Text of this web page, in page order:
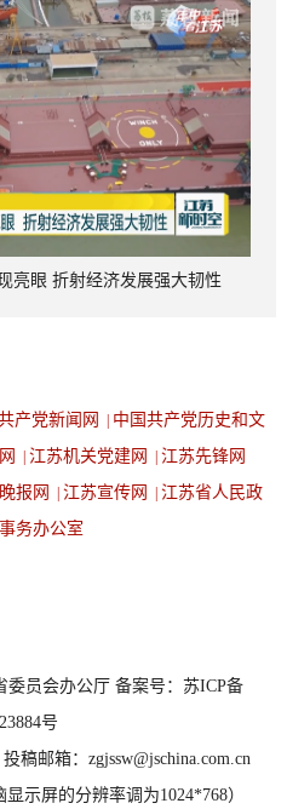
亮眼 折射经济发展强大韧性
产党新闻网
中国共产党历史和文
江苏机关党建网
江苏先锋网
报网 江苏宣传网
江苏省人民政
务办公室
委员会办公厅 备案号：苏ICP备
号
稿邮箱：zgjssw@jschina.com.cn
示屏的分辨率调为1024*768）